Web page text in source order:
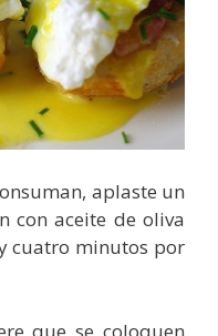
aplaste un
con aceite de oliva
cuatro minutos por
que se coloquen